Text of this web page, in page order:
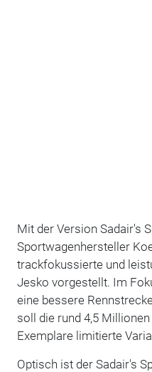
Mit der Version Sadair's
Sportwagenhersteller
trackfokussierte und
Jesko vorgestellt. Im
eine bessere
soll die rund 4,5
Exemplare limitierte
Optisch ist der Sadair's